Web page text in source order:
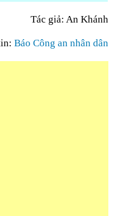
Tác giả: An Khánh
Báo Công an nhân dân